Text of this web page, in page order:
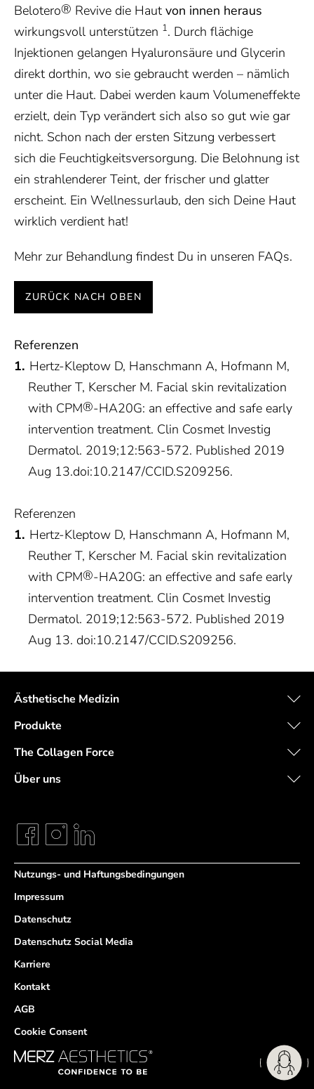
Belotero® Revive die Haut von innen heraus
wirkungsvoll unterstützen 1. Durch flächige
Injektionen gelangen Hyaluronsäure und Glycerin
direkt dorthin, wo sie gebraucht werden – nämlich
unter die Haut. Dabei werden kaum Volumeneffekte
erzielt, dein Typ verändert sich also so gut wie gar
nicht. Schon nach der ersten Sitzung verbessert
sich die Feuchtigkeitsversorgung. Die Belohnung ist
ein strahlenderer Teint, der frischer und glatter
erscheint. Ein Wellnessurlaub, den sich Deine Haut
wirklich verdient hat!
Mehr zur Behandlung findest Du in unseren FAQs.
ZURÜCK NACH OBEN
Referenzen
Hertz-Kleptow D, Hanschmann A, Hofmann M,
Reuther T, Kerscher M. Facial skin revitalization
with CPM®-HA20G: an effective and safe early
intervention treatment. Clin Cosmet Investig
Dermatol. 2019;12:563-572. Published 2019
Aug 13.doi:10.2147/CCID.S209256.
Referenzen
Hertz-Kleptow D, Hanschmann A, Hofmann M,
Reuther T, Kerscher M. Facial skin revitalization
with CPM®-HA20G: an effective and safe early
intervention treatment. Clin Cosmet Investig
Dermatol. 2019;12:563-572. Published 2019
Aug 13. doi:10.2147/CCID.S209256.
Ästhetische Medizin
Produkte
The Collagen Force
Über uns
Nutzungs- und Haftungsbedingungen
Impressum
Datenschutz
Datenschutz Social Media
Karriere
Kontakt
AGB
Cookie Consent